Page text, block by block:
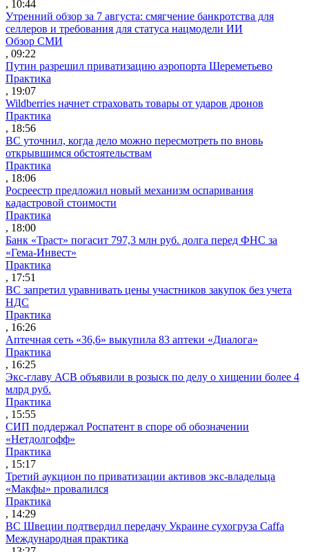
, 10:44
Утренний обзор за 7 августа: смягчение банкротства для
селлеров и требования для статуса нацмодели ИИ
Обзор СМИ
, 09:22
Путин разрешил приватизацию аэропорта Шереметьево
Практика
, 19:07
Wildberries начнет страховать товары от ударов дронов
Практика
, 18:56
ВС уточнил, когда дело можно пересмотреть по вновь
открывшимся обстоятельствам
Практика
, 18:06
Росреестр предложил новый механизм оспаривания
кадастровой стоимости
Практика
, 18:00
Банк «Траст» погасит 797,3 млн руб. долга перед ФНС за
«Гема-Инвест»
Практика
, 17:51
ВС запретил уравнивать цены участников закупок без учета
НДС
Практика
, 16:26
Аптечная сеть «36,6» выкупила 83 аптеки «Диалога»
Практика
, 16:25
Экс-главу АСВ объявили в розыск по делу о хищении более 4
млрд руб.
Практика
, 15:55
СИП поддержал Роспатент в споре об обозначении
«Нетдолгофф»
Практика
, 15:17
Третий аукцион по приватизации активов экс-владельца
«Макфы» провалился
Практика
, 14:29
ВС Швеции подтвердил передачу Украине сухогруза Caffa
Международная практика